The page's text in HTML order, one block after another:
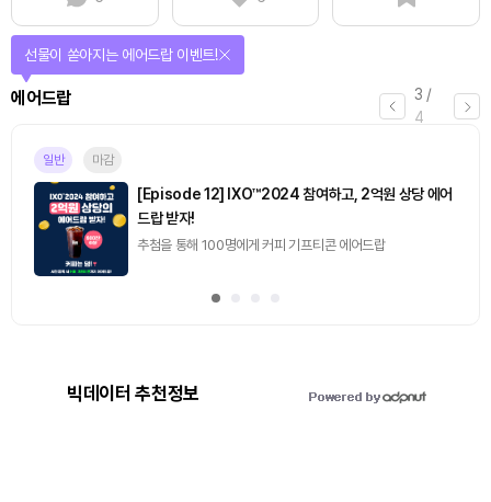
3 /
4
에어드랍
선물이 쏟아지는 에어드랍 이벤트!
일반 마감
[Episode 12] IXO™2024 참여하고, 2억원 상당 에어
드랍 받자!
추첨을 통해 100명에게 커피 기프티콘 에어드랍
빅데이터 추천정보